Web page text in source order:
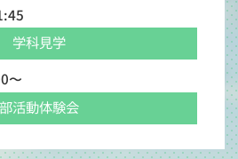
学科見学
〜
部活動体験会